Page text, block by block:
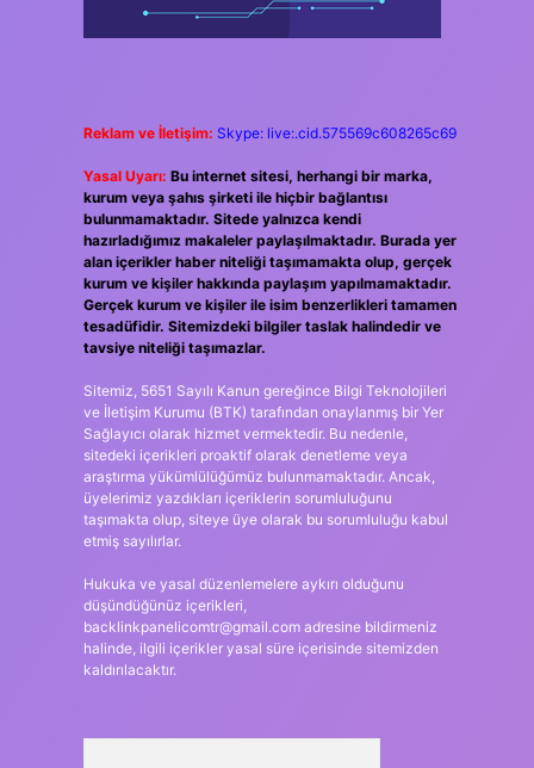
Reklam ve İletişim: Skype: live:.cid.575569c608265c69
Yasal Uyarı: Bu internet sitesi, herhangi bir marka,
kurum veya şahıs şirketi ile hiçbir bağlantısı
bulunmamaktadır. Sitede yalnızca kendi
hazırladığımız makaleler paylaşılmaktadır. Burada yer
alan içerikler haber niteliği taşımamakta olup, gerçek
kurum ve kişiler hakkında paylaşım yapılmamaktadır.
Gerçek kurum ve kişiler ile isim benzerlikleri tamamen
tesadüfidir. Sitemizdeki bilgiler taslak halindedir ve
tavsiye niteliği taşımazlar.
Sitemiz, 5651 Sayılı Kanun gereğince Bilgi Teknolojileri
ve İletişim Kurumu (BTK) tarafından onaylanmış bir Yer
Sağlayıcı olarak hizmet vermektedir. Bu nedenle,
sitedeki içerikleri proaktif olarak denetleme veya
araştırma yükümlülüğümüz bulunmamaktadır. Ancak,
üyelerimiz yazdıkları içeriklerin sorumluluğunu
taşımakta olup, siteye üye olarak bu sorumluluğu kabul
etmiş sayılırlar.
Hukuka ve yasal düzenlemelere aykırı olduğunu
düşündüğünüz içerikleri,
backlinkpanelicomtr@gmail.comadresine bildirmeniz
halinde, ilgili içerikler yasal süre içerisinde sitemizden
kaldırılacaktır.